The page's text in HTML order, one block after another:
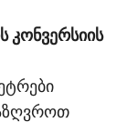
კონვერსიის